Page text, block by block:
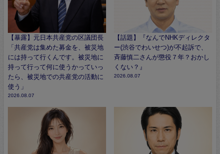
【暴露】元日本共産党の区議団長
「共産党は集めた募金を、被災地
には持って行くんです。被災地に
持って行って何に使うかっていっ
たら、被災地での共産党の活動に
使う」
2026.08.07
【話題】『なんでNHKディレクタ
ー(渋谷でわいせつ)が不起訴で、
斉藤慎二さんが懲役７年？おかし
くない？』
2026.08.07